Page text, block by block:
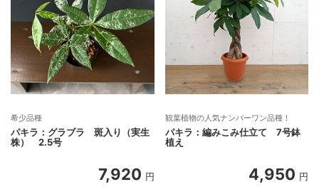
希少品種
パキラ：グラブラ 斑入り（実生
株） 2.5号
7,920 円
観葉植物の人気ナンバーワン品種！
パキラ：編みこみ仕立て 7号鉢
植え
4,950 円